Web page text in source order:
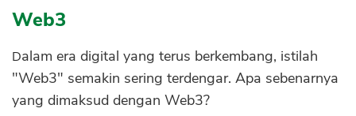
Investasi
Mengelola keuangan
KPR
Pinjaman Online
Hutang
Pinjaman
Kartu Kredit
KTA
KPR
1. Desentralisasi
2. Keamanan dan Privasi
Web3
Dalam era digital yang terus berkembang, istilah
"Web3" semakin sering terdengar. Apa sebenarnya
yang dimaksud dengan Web3?